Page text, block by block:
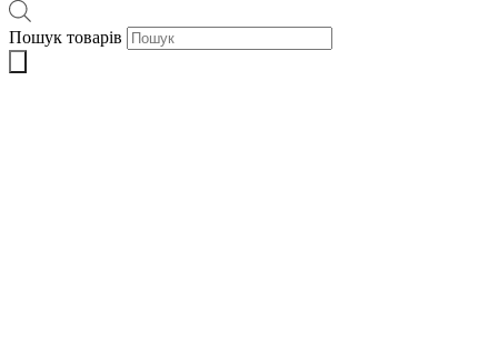
Пошук товарів